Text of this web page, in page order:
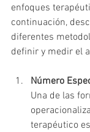
enfoques
continuación,
diferentes
definir y medir el
Número
Una de las
terapéutico